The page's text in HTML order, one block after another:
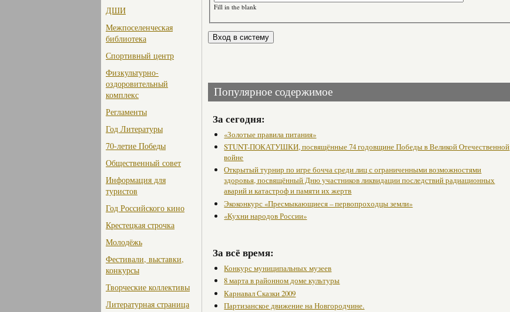
ДШИ
Межпоселенческая
библиотека
Спортивный центр
Физкультурно-
оздоровительный
комплекс
Регламенты
Год Литературы
70-летие Победы
Общественный совет
Информация для
туристов
Год Российского кино
Крестецкая строчка
Молодёжь
Фестивали, выставки,
конкурсы
Творческие коллективы
Литературная страница
Fill in the blank
Популярное содержимое
За сегодня:
«Золотые правила питания»
STUNT-ПОКАТУШКИ, посвящённые 74 годовщине Победы в Великой Отечественной
войне
Открытый турнир по игре бочча среди лиц с ограниченными возможностями
здоровья, посвящённый Дню участников ликвидации последствий радиационных
аварий и катастроф и памяти их жертв
Экоконкурс «Пресмыкающиеся – первопроходцы земли»
«Кухни народов России»
За всё время:
Конкурс муниципальных музеев
8 марта в районном доме культуры
Карнавал Сказки 2009
Партизанское движение на Новгородчине.